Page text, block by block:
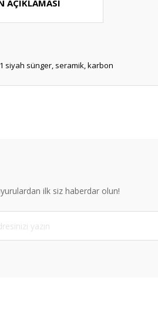
AÇIKLAMASI
siyah sünger, seramik, karbon
hatalar bulunuyor.
diğer sitelerden daha pahalı.
farklı alternatifler olmalı.
ilk siz haberdar olun!